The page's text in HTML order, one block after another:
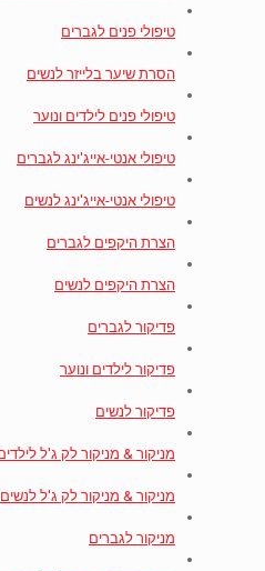
טיפולי פנים לגברים
הסרת שיער בלייזר לנשים
טיפולי פנים לילדים ונוער
טיפולי אנטי-אייג'ינג לגברים
טיפולי אנטי-אייג'ינג לנשים
הצרת היקפים לגברים
הצרת היקפים לנשים
פדיקור לגברים
פדיקור לילדים ונוער
פדיקור לנשים
מניקור & מניקור לק ג'ל
מניקור & מניקור לק ג'ל לנשים
מניקור לגברים